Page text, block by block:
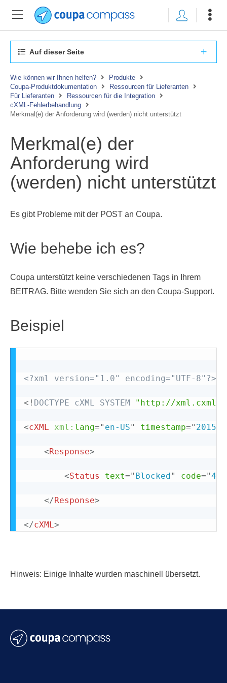
Auf dieser Seite
Wie können wir Ihnen helfen?
Produkte
Coupa-Produktdokumentation
Ressourcen für Lieferanten
Für Lieferanten
Ressourcen für die Integration
cXML-Fehlerbehandlung
Merkmal(e) der Anforderung wird (werden) nicht unterstützt
Merkmal(e) der
Anforderung wird
(werden) nicht unterstützt
Es gibt Probleme mit der POST an Coupa.
Wie behebe ich es?
Coupa unterstützt keine verschiedenen Tags in Ihrem
BEITRAG. Bitte wenden Sie sich an den Coupa-Support.
Beispiel
<?xml version="1.0" encoding="UTF-8"?>
<! DOCTYPE cXML SYSTEM "http://
<cXML xml: lang=" en-US" timestamp=" 2015-
<Response>
<Status text=" Blocked" code="450
</Response>
</cXML>
Hinweis: Einige Inhalte wurden maschinell übersetzt.